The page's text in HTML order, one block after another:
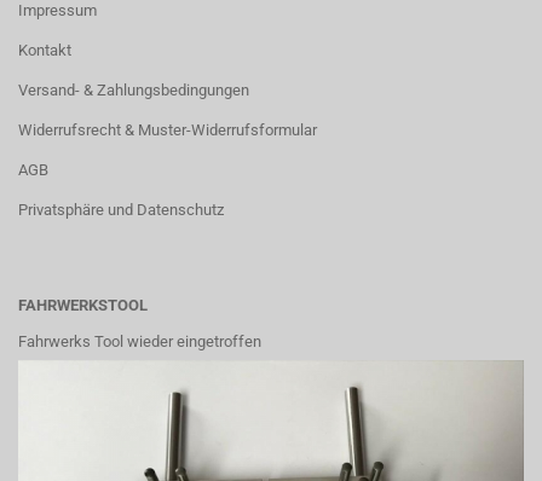
Impressum
Kontakt
Versand- & Zahlungsbedingungen
Widerrufsrecht & Muster-Widerrufsformular
AGB
Privatsphäre und Datenschutz
FAHRWERKSTOOL
Fahrwerks Tool wieder eingetroffen